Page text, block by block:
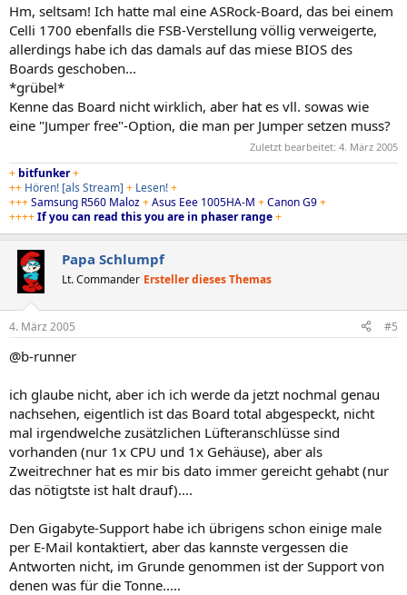
Hm, seltsam! Ich hatte mal eine ASRock-Board, das bei einem
Celli 1700 ebenfalls die FSB-Verstellung völlig verweigerte,
allerdings habe ich das damals auf das miese BIOS des
Boards geschoben...
*grübel*
Kenne das Board nicht wirklich, aber hat es vll. sowas wie
eine "Jumper free"-Option, die man per Jumper setzen muss?
Zuletzt bearbeitet: 4. März 2005
+ bitfunker+
++ Hören! [als Stream] + Lesen!+
+++Samsung R560 Maloz+Asus Eee 1005HA-M +Canon G9+
++++If you can read this you are in phaser range+
Papa Schlumpf
Lt. Commander Ersteller dieses Themas
4. März 2005 #5
@b-runner
ich glaube nicht, aber ich ich werde da jetzt nochmal genau
nachsehen, eigentlich ist das Board total abgespeckt, nicht
mal irgendwelche zusätzlichen Lüfteranschlüsse sind
vorhanden (nur 1x CPU und 1x Gehäuse), aber als
Zweitrechner hat es mir bis dato immer gereicht gehabt (nur
das nötigtste ist halt drauf)....
Den Gigabyte-Support habe ich übrigens schon einige male
per E-Mail kontaktiert, aber das kannste vergessen die
Antworten nicht, im Grunde genommen ist der Support von
denen was für die Tonne.....